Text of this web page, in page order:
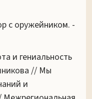
с оружейником. -
и гениальность
// Мы
и